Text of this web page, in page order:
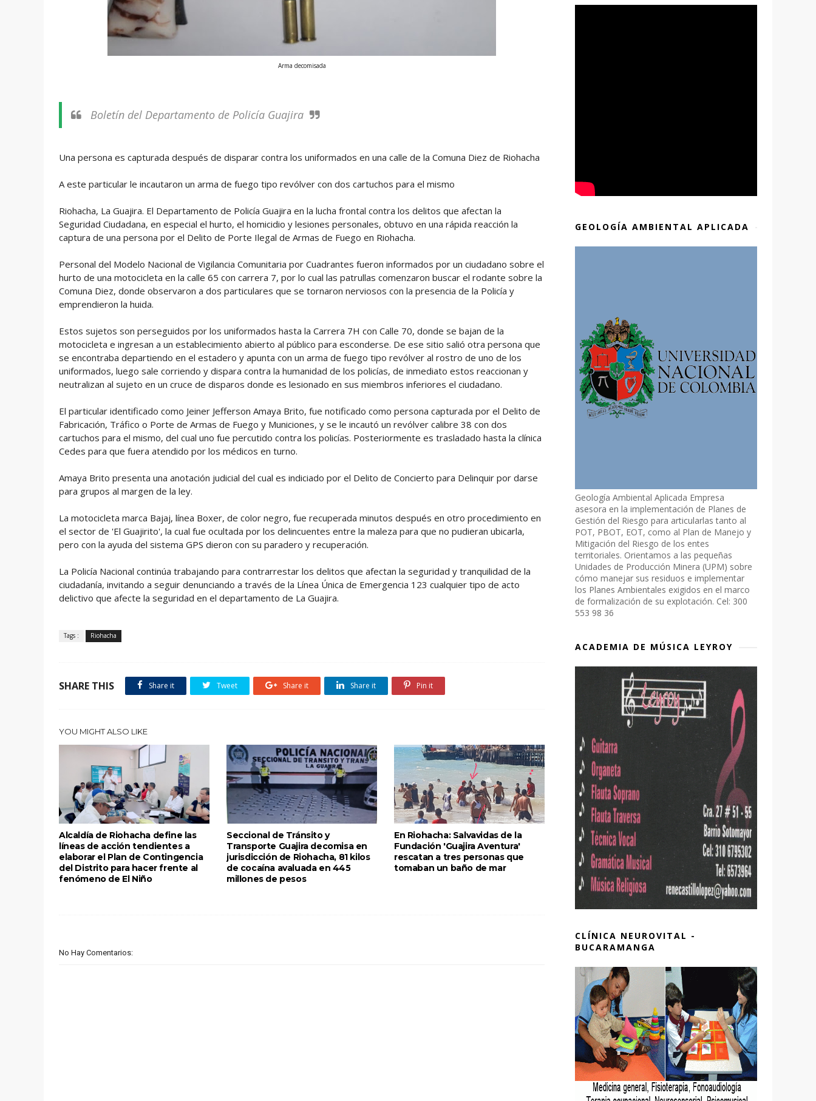
Arma decomisada
Boletín del Departamento de Policía Guajira
Una persona es capturada después de disparar contra los uniformados en una calle de la Comuna Diez de Riohacha
A este particular le incautaron un arma de fuego tipo revólver con dos cartuchos para el mismo
Riohacha, La Guajira. El Departamento de Policía Guajira en la lucha frontal contra los delitos que afectan la
Seguridad Ciudadana, en especial el hurto, el homicidio y lesiones personales, obtuvo en una rápida reacción la
captura de una persona por el Delito de Porte Ilegal de Armas de Fuego en Riohacha.
Personal del Modelo Nacional de Vigilancia Comunitaria por Cuadrantes fueron informados por un ciudadano sobre el
hurto de una motocicleta en la calle 65 con carrera 7, por lo cual las patrullas comenzaron buscar el rodante sobre la
Comuna Diez, donde observaron a dos particulares que se tornaron nerviosos con la presencia de la Policía y
emprendieron la huida.
Estos sujetos son perseguidos por los uniformados hasta la Carrera 7H con Calle 70, donde se bajan de la
motocicleta e ingresan a un establecimiento abierto al público para esconderse. De ese sitio salió otra persona que
se encontraba departiendo en el estadero y apunta con un arma de fuego tipo revólver al rostro de uno de los
uniformados, luego sale corriendo y dispara contra la humanidad de los policías, de inmediato estos reaccionan y
neutralizan al sujeto en un cruce de disparos donde es lesionado en sus miembros inferiores el ciudadano.
El particular identificado como Jeiner Jefferson Amaya Brito, fue notificado como persona capturada por el Delito de
Fabricación, Tráfico o Porte de Armas de Fuego y Municiones, y se le incautó un revólver calibre 38 con dos
cartuchos para el mismo, del cual uno fue percutido contra los policías. Posteriormente es trasladado hasta la clínica
Cedes para que fuera atendido por los médicos en turno.
Amaya Brito presenta una anotación judicial del cual es indiciado por el Delito de Concierto para Delinquir por darse
para grupos al margen de la ley.
La motocicleta marca Bajaj, línea Boxer, de color negro, fue recuperada minutos después en otro procedimiento en
el sector de 'El Guajirito', la cual fue ocultada por los delincuentes entre la maleza para que no pudieran ubicarla,
pero con la ayuda del sistema GPS dieron con su paradero y recuperación.
La Policía Nacional continúa trabajando para contrarrestar los delitos que afectan la seguridad y tranquilidad de la
ciudadanía, invitando a seguir denunciando a través de la Línea Única de Emergencia 123 cualquier tipo de acto
delictivo que afecte la seguridad en el departamento de La Guajira.
Tags : Riohacha
SHARE THIS Share it Tweet Share it Share it Pin it
YOU MIGHT ALSO LIKE
Alcaldía de Riohacha define las
líneas de acción tendientes a
elaborar el Plan de Contingencia
del Distrito para hacer frente al
fenómeno de El Niño
Seccional de Tránsito y
Transporte Guajira decomisa en
jurisdicción de Riohacha, 81 kilos
de cocaína avaluada en 445
millones de pesos
En Riohacha: Salvavidas de la
Fundación 'Guajira Aventura'
rescatan a tres personas que
tomaban un baño de mar
No Hay Comentarios:
GEOLOGÍA AMBIENTAL APLICADA
Geología Ambiental Aplicada Empresa
asesora en la implementación de Planes de
Gestión del Riesgo para articularlas tanto al
POT, PBOT, EOT, como al Plan de Manejo y
Mitigación del Riesgo de los entes
territoriales. Orientamos a las pequeñas
Unidades de Producción Minera (UPM) sobre
cómo manejar sus residuos e implementar
los Planes Ambientales exigidos en el marco
de formalización de su explotación. Cel: 300
553 98 36
ACADEMIA DE MÚSICA LEYROY
CLÍNICA NEUROVITAL -
BUCARAMANGA